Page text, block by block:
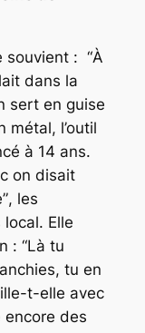
souvient : “À
dans la
sert en guise
métal, l’outil
à 14 ans.
on disait
, les
Elle
: “Là tu
tu en
t-elle avec
encore des